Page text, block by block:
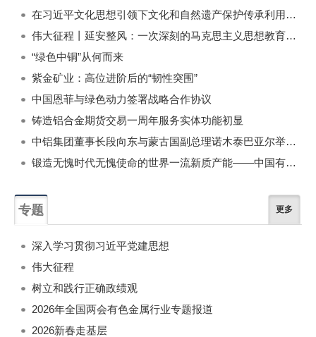
在习近平文化思想引领下文化和自然遗产保护传承利用工作开创新局面
伟大征程丨延安整风：一次深刻的马克思主义思想教育运动
“绿色中铜”从何而来
紫金矿业：高位进阶后的“韧性突围”
中国恩菲与绿色动力签署战略合作协议
铸造铝合金期货交易一周年服务实体功能初显
中铝集团董事长段向东与蒙古国副总理诺木泰巴亚尔举行会谈
锻造无愧时代无愧使命的世界一流新质产能——中国有色金属工业的战略应对与破局之道（二）
专题 更多
深入学习贯彻习近平党建思想
伟大征程
树立和践行正确政绩观
2026年全国两会有色金属行业专题报道
2026新春走基层